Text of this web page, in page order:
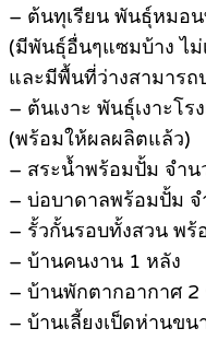
– ต้นทุเรียน พันธุ์หมอ
(มีพันธุ์อื่นๆแซมบ้าง ไม่
และมีพื้นที่ว่างสามารถ
– ต้นเงาะ พันธุ์เงาะโ
(พร้อมให้ผลผลิตแล้ว)
– สระน้ำพร้อมปั้ม จำน
– บ่อบาดาลพร้อมปั้ม
– รั้วกั้นรอบทั้งสวน พร้
– บ้านคนงาน 1 หลัง
– บ้านพักตากอากาศ
– บ้านเลี้ยงเป็ดห่านขน